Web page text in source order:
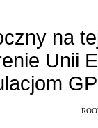
na
Unii